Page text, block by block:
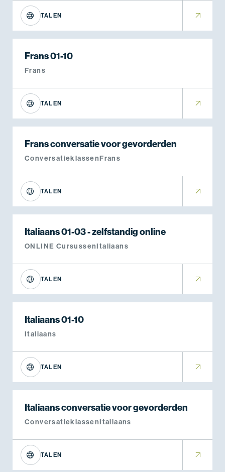
TALEN
Frans 01-10
Frans
TALEN
Frans conversatie voor gevorderden
ConversatieklassenFrans
TALEN
Italiaans 01-03 - zelfstandig online
ONLINE CursussenItaliaans
TALEN
Italiaans 01-10
Italiaans
TALEN
Italiaans conversatie voor gevorderden
ConversatieklassenItaliaans
TALEN